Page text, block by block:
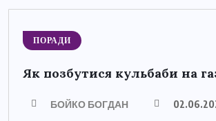
ПОРАДИ
Як позбутися кульбаби на
БОЙКО БОГДАН